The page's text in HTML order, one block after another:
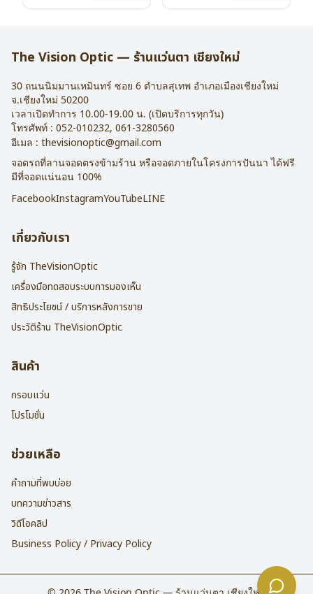
อุปกรณ์ : กล่องแว่น , ผ้าเช็ดแว่น
อุปกรณ์ : กล่องแว่น , ผ้าเช็ดแว่น
The Vision Optic — ร้านแว่นตา เชียงใหม่
30 ถนนนิมมานเหมินทร์ ซอย 6 ตำบลสุเทพ อำเภอเมืองเชียงใหม่
จ.เชียงใหม่ 50200
เวลาเปิดทำการ 10.00-19.00 น. (เปิดบริการทุกวัน)
โทรศัพท์ : 052-010232, 061-3280560
อีเมล : thevisionoptic@gmail.com
จอดรถที่ลานจอดตรงข้ามร้าน หรือจอดภายในโครงการปันนา ได้ฟรี
มีที่จอดแน่นอน 100%
FacebookInstagramYouTubeLINE
เกี่ยวกับเรา
รู้จัก TheVisionOptic
เครื่องมือทดสอบระบบการมองเห็น
สิทธิประโยชน์ / บริการหลังการขาย
ประวัติร้าน TheVisionOptic
สินค้า
กรอบแว่น
โปรโมชั่น
ช่วยเหลือ
คำถามที่พบบ่อย
บทความข่าวสาร
วิดีโอคลิป
Business Policy / Privacy Policy